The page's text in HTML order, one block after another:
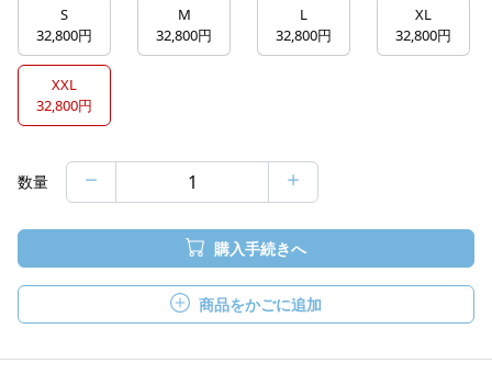
S
32,800円
M
32,800円
L
32,800円
XL
32,800円
XXL
32,800円
数量
購入手続きへ
商品をかごに追加